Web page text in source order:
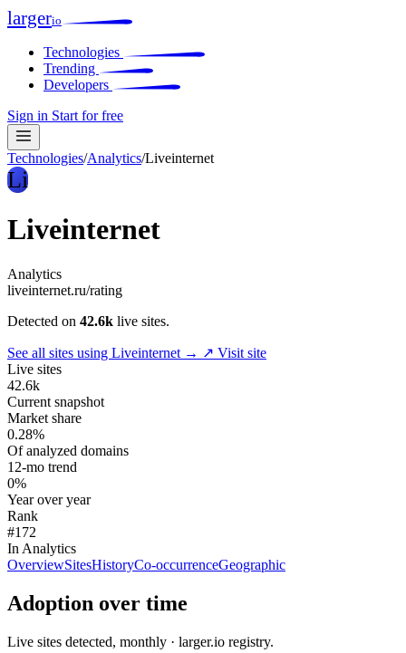
largerio
Technologies
Trending
Developers
Sign in Start for free
Technologies/Analytics/Liveinternet
Li
Liveinternet
Analytics
liveinternet.ru/rating
Detected on 42.6k live sites.
See all sites using Liveinternet → ↗ Visit site
Live sites
42.6k
Current snapshot
Market share
0.28%
Of analyzed domains
12-mo trend
0%
Year over year
Rank
#172
In Analytics
OverviewSitesHistoryCo-occurrenceGeographic
Adoption over time
Live sites detected, monthly · larger.io registry.